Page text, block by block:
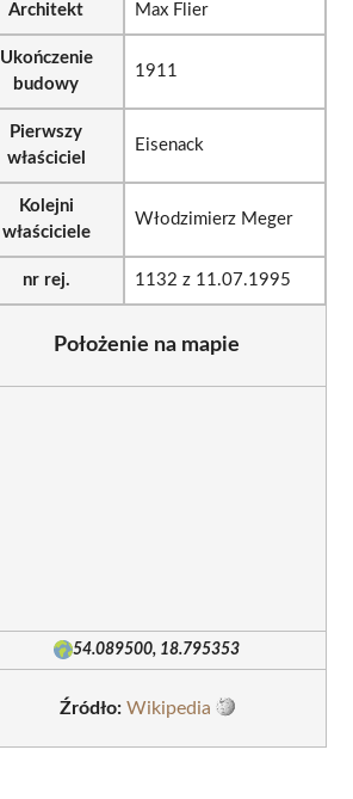
Architekt Max Flier
Ukończenie
budowy
1911
Pierwszy
właściciel
Eisenack
Kolejni
właściciele
Włodzimierz Meger
nr rej. 1132 z 11.07.1995
Położenie na mapie
54.089500, 18.795353
Źródło: Wikipedia